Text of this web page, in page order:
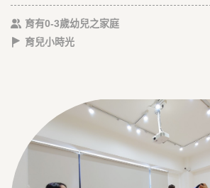
育有0-3歲幼兒之家庭
育兒小時光